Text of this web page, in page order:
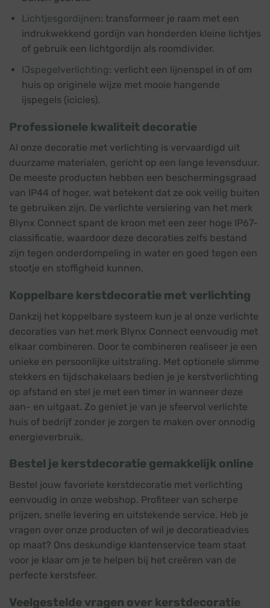
Lichtjesgordijnen: transformeer je raam met een
indrukwekkend gordijn van honderden kleine lichtjes
of gebruik een lichtgordijn als roomdivider.
IJspegelverlichting: verlicht een lijnenspel in of om
huis op originele wijze met mooie hangende
ijspegels (icicles).
Professionele kwaliteit decoratie
Al onze decoratie met verlichting is vervaardigd uit
duurzame materialen, gericht op een lange levensduur.
De meeste producten hebben een beschermingsgraad
van IP44 of hoger, wat betekent dat ze ook veilig buiten
te gebruiken zijn. De verlichte versiering van het merk
Blynx Connect spant de kroon met een zeer hoge IP67-
classificatie, waardoor deze decoraties zelfs bestand
zijn tegen onderdompeling in water en goed tegen een
stootje en stoffigheid kunnen.
Koppelbare kerstdecoratie met verlichting
Dankzij het koppelbare systeem kun je al onze verlichte
decoraties van het merk Blynx Connect eenvoudig met
elkaar combineren. Door te combineren realiseer je een
unieke en persoonlijke uitstraling. Met optionele slimme
stekkers en tijdschakelaars bedien je je kerstverlichting
op afstand en stel je met een timer in wanneer deze
aan- en uitgaat. Zo geniet je van je sfeervol verlichte
huis of bedrijf zonder je zorgen te maken over onnodig
energieverbruik.
Bestel je kerstdecoratie gemakkelijk online
Bestel jouw favoriete kerstdecoratie met verlichting
eenvoudig in onze webshop. Profiteer van scherpe
prijzen, snelle levering en uitstekende service. Heb je
vragen over onze producten of wil je decoratieadvies
op maat? Ons deskundige klantenservice team staat
voor je klaar om je te helpen bij het creëren van de
perfecte kerstsfeer.
Veelgestelde vragen over kerstdecoratie